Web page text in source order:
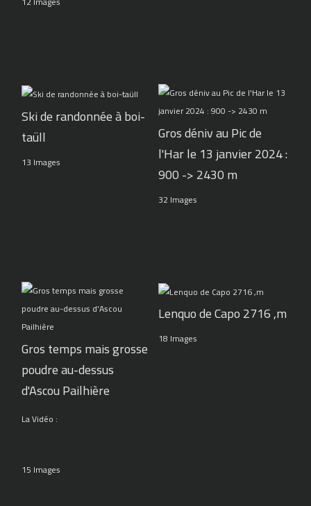
Ski de randonnée à boi-
taüll
13 Images
Gros déniv au Pic de
l'Har le 13 janvier 2024 :
900 -> 2430 m
32 Images
Gros temps mais grosse
poudre au-dessus
d'Ascou Pailhière
La Vidéo :
15 Images
Lenquo de Capo 2716 ,m
18 Images